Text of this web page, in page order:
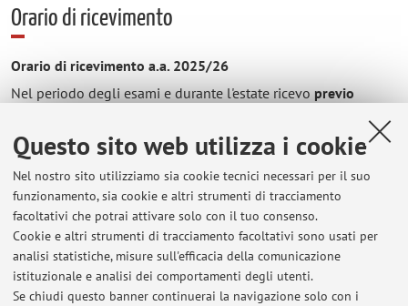
Questo sito web utilizza i cookie
Nel nostro sito utilizziamo sia cookie tecnici necessari per il suo
funzionamento, sia cookie e altri strumenti di tracciamento
facoltativi che potrai attivare solo con il tuo consenso.
Cookie e altri strumenti di tracciamento facoltativi sono usati per
analisi statistiche, misure sull'efficacia della comunicazione
istituzionale e analisi dei comportamenti degli utenti.
Se chiudi questo banner continuerai la navigazione solo con i
Orario di ricevimento
Orario di ricevimento a.a. 2025/26
Nel periodo degli esami e durante l'estate ricevo previo
Si prega dicontattarmi via mail all'indirizzo
eva.wiesmann@unibo.it.